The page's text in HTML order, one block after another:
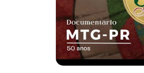
INFORMATIVOS
EDITAL DE
002/2026 -
SELEÇÃO DE
PRESTAÇÃO DE
MARKETING E